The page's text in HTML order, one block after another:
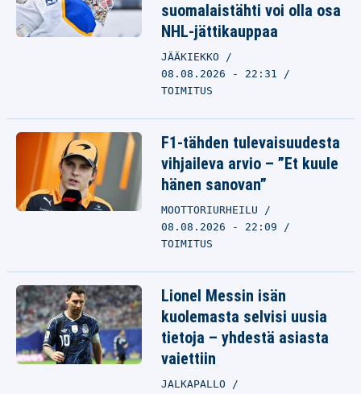
suomalaistähti voi olla osa
NHL-jättikauppaa
JÄÄKIEKKO
08.08.2026 - 22:31
TOIMITUS
F1-tähden tulevaisuudesta
vihjaileva arvio – ”Et kuule
hänen sanovan”
MOOTTORIURHEILU
08.08.2026 - 22:09
TOIMITUS
Lionel Messin isän
kuolemasta selvisi uusia
tietoja – yhdestä asiasta
vaiettiin
JALKAPALLO